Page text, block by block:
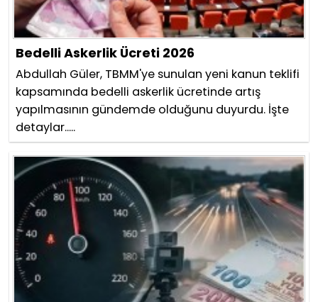
Bedelli Askerlik Ücreti 2026
Abdullah Güler, TBMM'ye sunulan yeni kanun teklifi
kapsamında bedelli askerlik ücretinde artış
yapılmasının gündemde olduğunu duyurdu. İşte
detaylar.....